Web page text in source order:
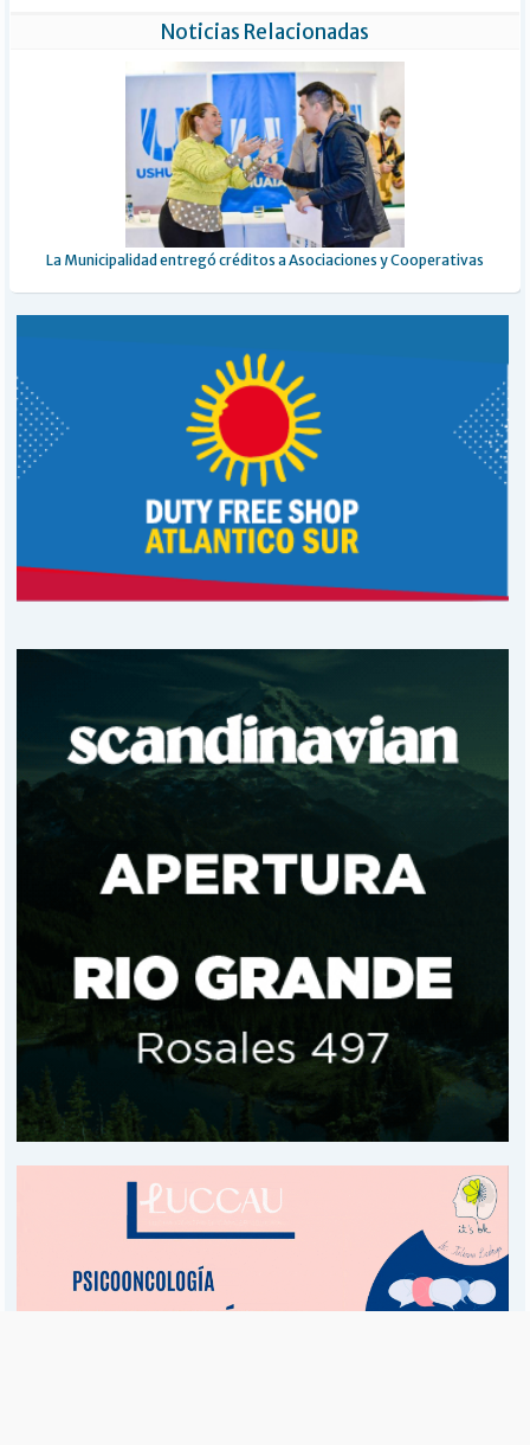
Noticias Relacionadas
La Municipalidad entregó créditos a Asociaciones y Cooperativas